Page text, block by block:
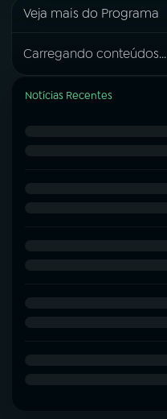
Veja mais do Programa
Carregando conteúdos...
Notícias Recentes